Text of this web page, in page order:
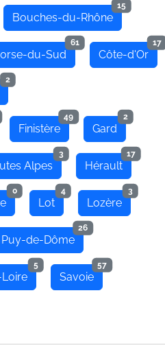
Bouches-du-Rhône
15
du-Sud
61
Côte-d'Or
17
2
Finistère
49
Gard
2
Alpes
3
Hérault
17
0
Lot
4
Lozère
3
Puy-de-Dôme
26
5
Savoie
57